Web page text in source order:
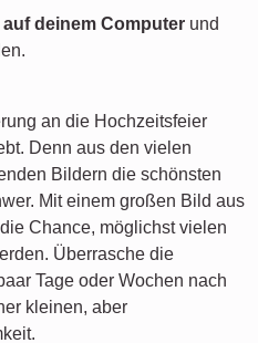
auf deinem Computer und
an die Hochzeitsfeier
Denn aus den vielen
Bildern die schönsten
Mit einem großen Bild aus
Chance, möglichst vielen
Überrasche die
Tage oder Wochen nach
kleinen, aber